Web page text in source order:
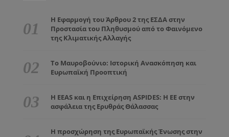
Η Εφαρμογή του Άρθρου 2 της ΕΣΔΑ στην
Προστασία του Πληθυσμού από το Φαινόμενο
της Κλιματικής Αλλαγής
Το Μαυροβούνιο: Ιστορική Ανασκόπηση και
Ευρωπαϊκή Προοπτική
Η EEAS και η Επιχείρηση ASPIDES: Η ΕΕ στην
ασφάλεια της Ερυθράς Θάλασσας
Η προσχώρηση της Ευρωπαϊκής Ένωσης στην